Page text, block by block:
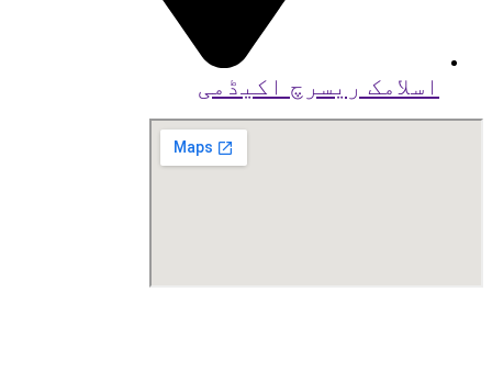
اسلامک ریسرچ اکیڈمی